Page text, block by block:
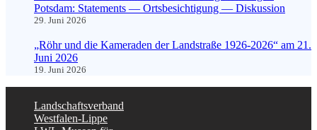
Potsdam: Statements — Ortsbesichtigung — Diskussion
29. Juni 2026
„Röhr und die Kameraden der Landstraße 1926-2026“ am 21.
Juni 2026
19. Juni 2026
Landschaftsverband
Westfalen-Lippe